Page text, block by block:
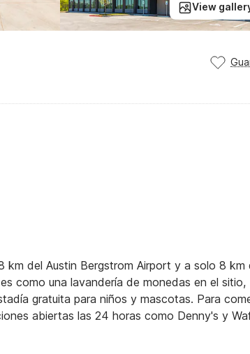
View
del Austin Bergstrom Airport y a solo 8 km
como una lavandería de monedas en el sitio,
gratuita para niños y mascotas. Para
abiertas las 24 horas como Denny's y